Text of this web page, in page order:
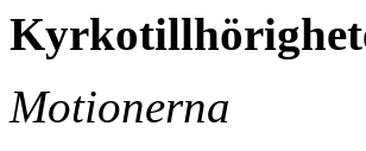
Motionerna